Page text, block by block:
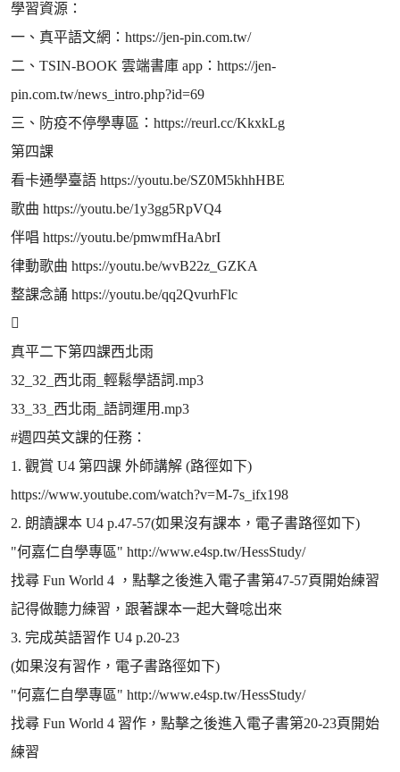
學習資源：
一、真平語文網：https://jen-pin.com.tw/
二、TSIN-BOOK 雲端書庫 app：https://jen-
pin.com.tw/news_intro.php?id=69
三、防疫不停學專區：https://reurl.cc/KkxkLg
第四課
看卡通學臺語 https://youtu.be/SZ0M5khhHBE
歌曲 https://youtu.be/1y3gg5RpVQ4
伴唱 https://youtu.be/pmwmfHaAbrI
律動歌曲 https://youtu.be/wvB22z_GZKA
整課念誦 https://youtu.be/qq2QvurhFlc

真平二下第四課西北雨
32_32_西北雨_輕鬆學語詞.mp3
33_33_西北雨_語詞運用.mp3
#週四英文課的任務：
1. 觀賞 U4 第四課 外師講解 (路徑如下)
https://www.youtube.com/watch?v=M-7s_ifx198
2. 朗讀課本 U4 p.47-57(如果沒有課本，電子書路徑如下)
"何嘉仁自學專區" http://www.e4sp.tw/HessStudy/
找尋 Fun World 4 ，點擊之後進入電子書第47-57頁開始練習
記得做聽力練習，跟著課本一起大聲唸出來
3. 完成英語習作 U4 p.20-23
(如果沒有習作，電子書路徑如下)
"何嘉仁自學專區" http://www.e4sp.tw/HessStudy/
找尋 Fun World 4 習作，點擊之後進入電子書第20-23頁開始
練習